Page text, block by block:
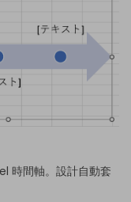
時間軸。設計自動套